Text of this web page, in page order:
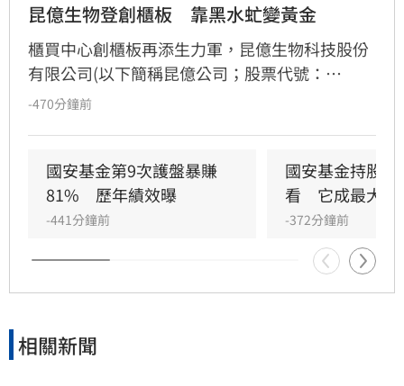
昆億生物登創櫃板　靠黑水虻變黃金
櫃買中心創櫃板再添生力軍，昆億生物科技股份
有限公司(以下簡稱昆億公司；股票代號：
7423；產業類別：綠能環保)於日前正式登錄創
有機廢棄物進行高效去化與資源化再利用。
-470分鐘前
國安基金第9次護盤暴賺
81%　歷年績效曝
-441分鐘前
國安基金持股
看　它成最大功
-372分鐘前
相關新聞